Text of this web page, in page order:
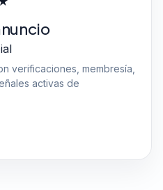
verificaciones, membresía,
activas de